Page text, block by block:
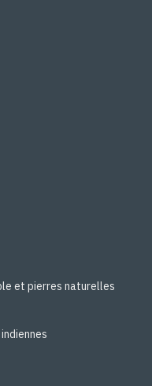
et pierres naturelles